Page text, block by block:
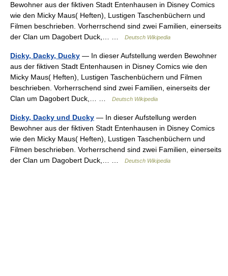
Bewohner aus der fiktiven Stadt Entenhausen in Disney Comics
wie den Micky Maus( Heften), Lustigen Taschenbüchern und
Filmen beschrieben. Vorherrschend sind zwei Familien, einerseits
der Clan um Dagobert Duck,… …
Deutsch Wikipedia
Dicky, Dacky, Ducky — In dieser Aufstellung werden Bewohner
aus der fiktiven Stadt Entenhausen in Disney Comics wie den
Micky Maus( Heften), Lustigen Taschenbüchern und Filmen
beschrieben. Vorherrschend sind zwei Familien, einerseits der
Clan um Dagobert Duck,… …
Deutsch Wikipedia
Dicky, Dacky und Ducky — In dieser Aufstellung werden
Bewohner aus der fiktiven Stadt Entenhausen in Disney Comics
wie den Micky Maus( Heften), Lustigen Taschenbüchern und
Filmen beschrieben. Vorherrschend sind zwei Familien, einerseits
der Clan um Dagobert Duck,… …
Deutsch Wikipedia